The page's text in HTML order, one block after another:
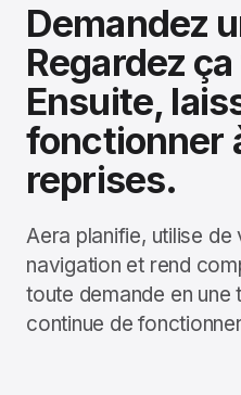
Demandez
Regardez
Ensuite,
fonctionner
reprises.
Aera planifie, utilise de
navigation et rend
toute demande en une
continue de